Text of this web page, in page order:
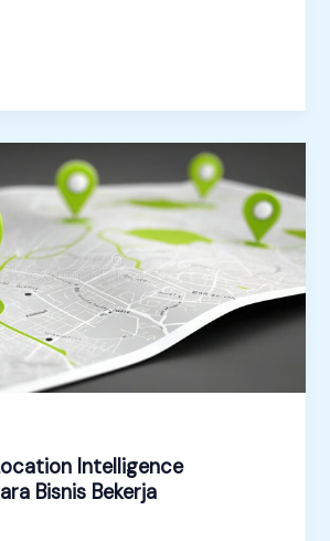
Intelligence
Bisnis Bekerja